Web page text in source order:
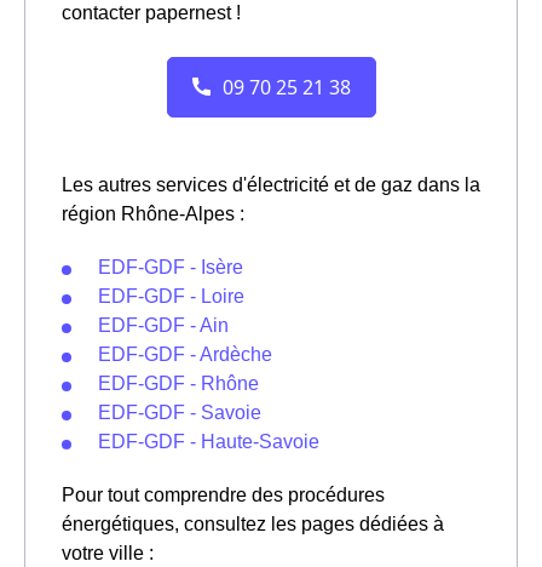
contacter papernest !
Les autres services d'électricité et de gaz dans la
région Rhône-Alpes :
EDF-GDF - Isère
EDF-GDF - Loire
EDF-GDF - Ain
EDF-GDF - Ardèche
EDF-GDF - Rhône
EDF-GDF - Savoie
EDF-GDF - Haute-Savoie
Pour tout comprendre des procédures
énergétiques, consultez les pages dédiées à
votre ville :